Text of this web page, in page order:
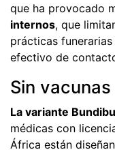
que ha provocado
internos, que
prácticas
efectivo de
Sin vacunas
La variante
médicas con
África están